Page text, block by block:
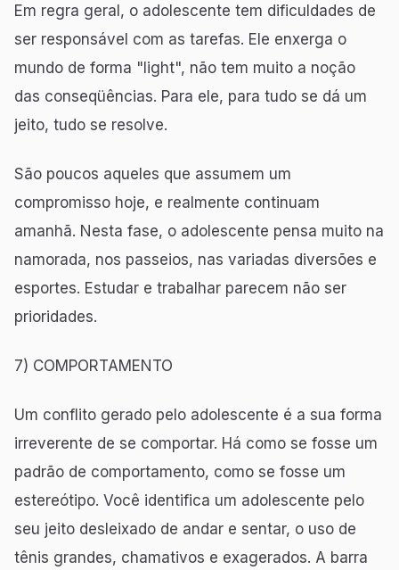
Em regra geral, o adolescente tem dificuldades de
ser responsável com as tarefas. Ele enxerga o
mundo de forma "light", não tem muito a noção
das conseqüências. Para ele, para tudo se dá um
jeito, tudo se resolve.
São poucos aqueles que assumem um
compromisso hoje, e realmente continuam
amanhã. Nesta fase, o adolescente pensa muito na
namorada, nos passeios, nas variadas diversões e
esportes. Estudar e trabalhar parecem não ser
prioridades.
7) COMPORTAMENTO
Um conflito gerado pelo adolescente é a sua forma
irreverente de se comportar. Há como se fosse um
padrão de comportamento, como se fosse um
estereótipo. Você identifica um adolescente pelo
seu jeito desleixado de andar e sentar, o uso de
tênis grandes, chamativos e exagerados. A barra